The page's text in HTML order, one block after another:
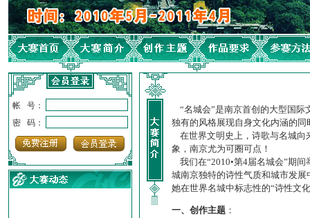
帐 号：
密 码：
“名城会”是南京首创的大型国际
独有的风格展现自身文化内涵的
在世界文明史上，诗歌与名城向
象，南京尤为可圈可点！
我们在“2010•第4届名城会”期
城南京独特的诗性气质和城市发
她在世界名城中标志性的“诗性文
一、创作主题 ：